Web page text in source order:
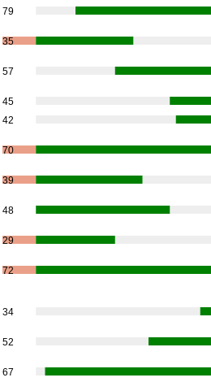
79
35
57
45
42
70
39
48
29
72
34
52
67